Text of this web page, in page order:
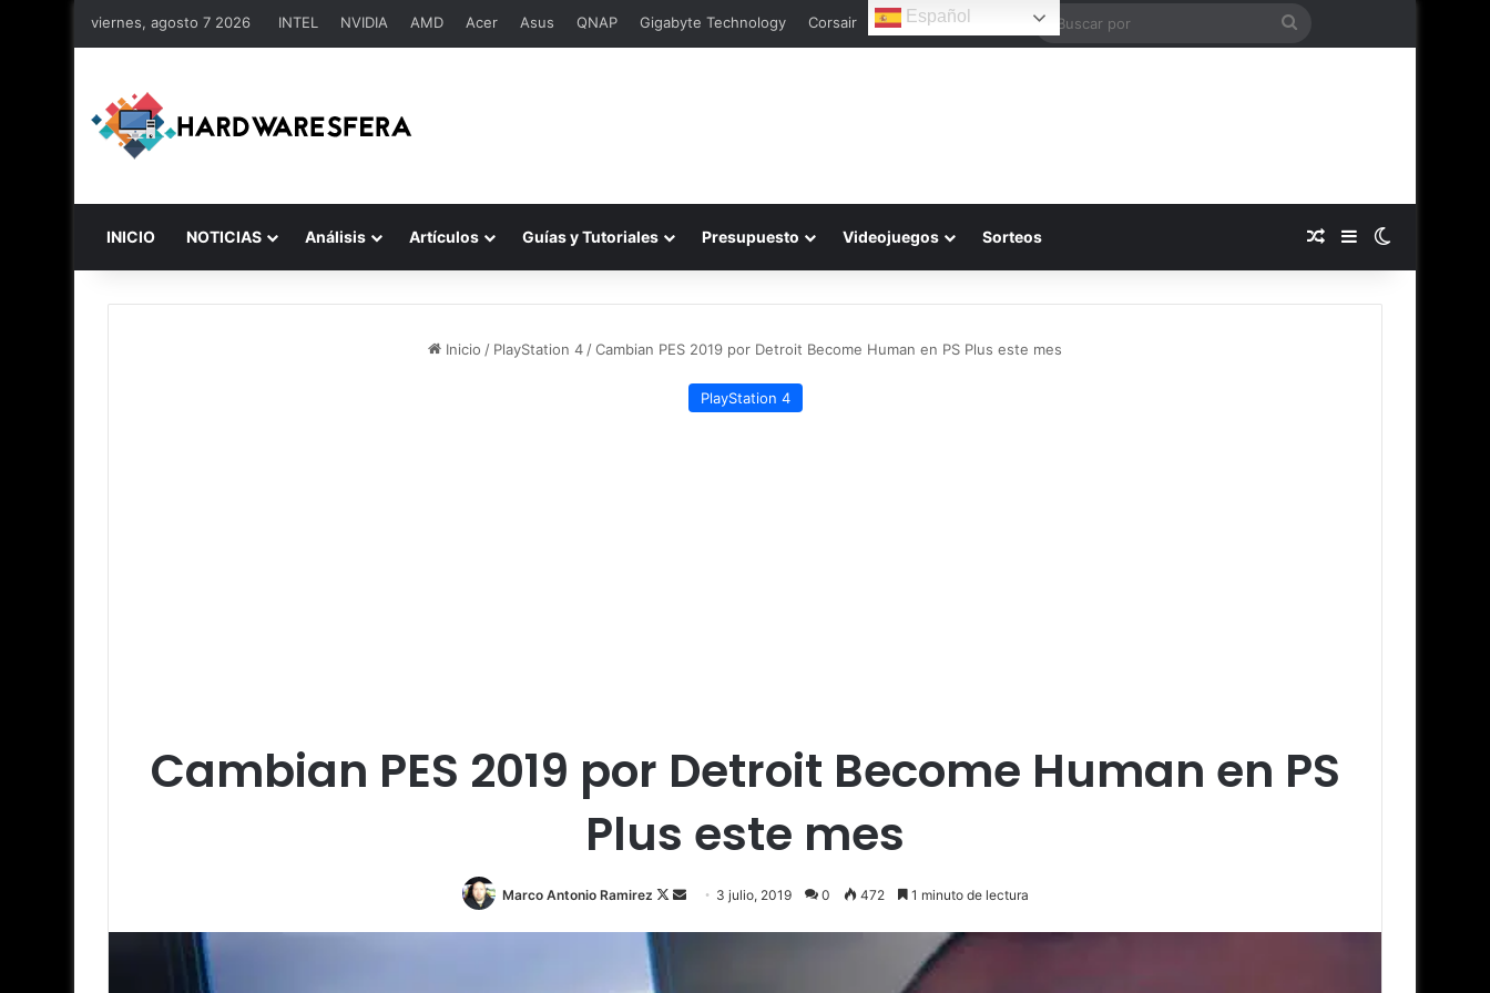
viernes, agosto 7 2026 INTEL NVIDIA AMD Acer Asus QNAP Gigabyte Technology Corsair Español
Buscar
INICIO NOTICIAS Análisis Artículos Guías y Tutoriales Presupuesto Videojuegos Sorteos Publicación al azar
Barra lateral
Inicio / PlayStation 4 /Cambian PES 2019 por Detroit Become Human en PS Plus este mes
PlayStation 4
Cambian PES 2019 por Detroit Become Human en PS
Plus este mes
Marco Antonio Ramirez
F S
3 julio, 2019 0 472 1 minuto de lectura